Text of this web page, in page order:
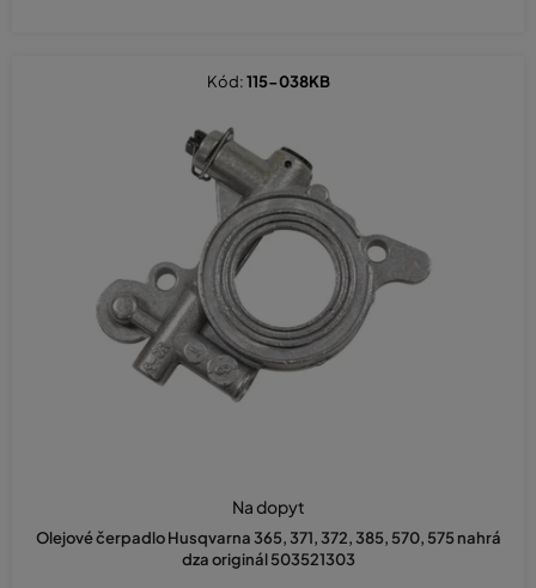
Olejové čerpadlo Husqvarna 365, 371, 372, 385, 570, 575 nahrá
dza originál 503521303
Na dopyt
Kód:115-038KB